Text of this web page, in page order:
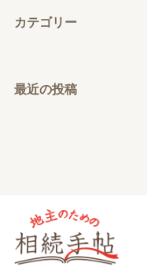
カテゴリー
最近の投稿